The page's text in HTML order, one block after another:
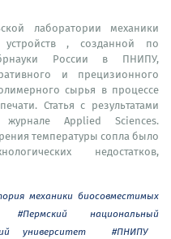
лаборатории механики
, созданной по
России в ПНИПУ,
и прецизионного
сырья в процессе
Статья с результатами
журнале Applied Sciences.
температуры сопла было
недостатков,
механики биосовместимых
#Пермский национальный
университет
#ПНИПУ